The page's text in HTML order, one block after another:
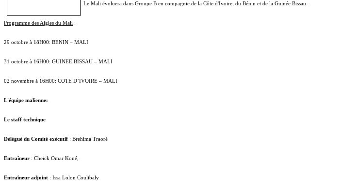
Le Mali évoluera dans Groupe B en compagnie de la Côte d'Ivoire, du Bénin et de la Guinée Bissau.
Programme des Aigles du Mali :
29 octobre à 18H00: BENIN – MALI
31 octobre à 16H00: GUINEE BISSAU – MALI
02 novembre à 16H00: COTE D’IVOIRE – MALI
L'équipe malienne:
Le staff technique
Délégué du Comité exécutif : Brehima Traoré
Entraîneur : Cheick Omar Koné,
Entraîneur adjoint : Issa Lolon Coulibaly